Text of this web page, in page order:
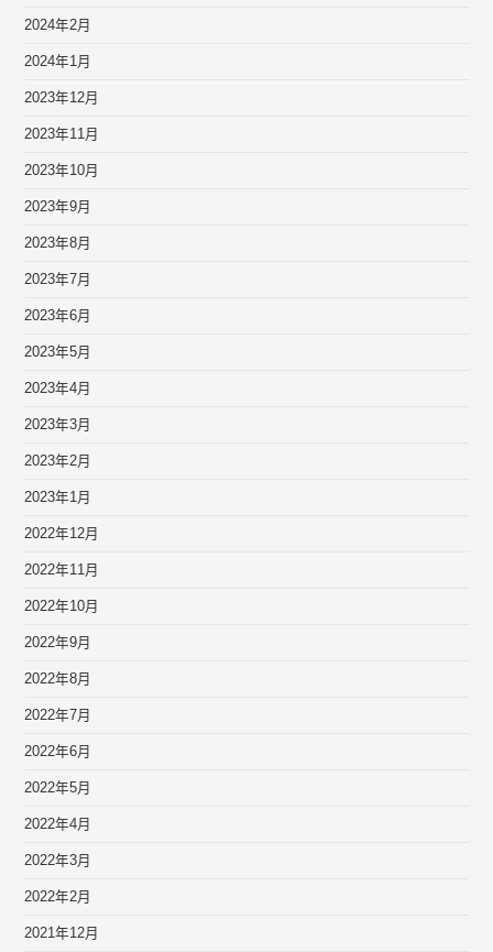
2024年2月
2024年1月
2023年12月
2023年11月
2023年10月
2023年9月
2023年8月
2023年7月
2023年6月
2023年5月
2023年4月
2023年3月
2023年2月
2023年1月
2022年12月
2022年11月
2022年10月
2022年9月
2022年8月
2022年7月
2022年6月
2022年5月
2022年4月
2022年3月
2022年2月
2021年12月